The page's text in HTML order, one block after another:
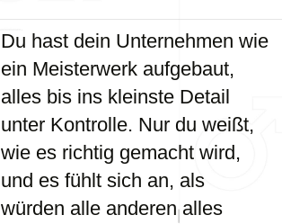
Du hast dein Unternehmen wie
ein Meisterwerk aufgebaut,
alles bis ins kleinste Detail
unter Kontrolle. Nur du weißt,
wie es richtig gemacht wird,
und es fühlt sich an, als
würden alle anderen alles